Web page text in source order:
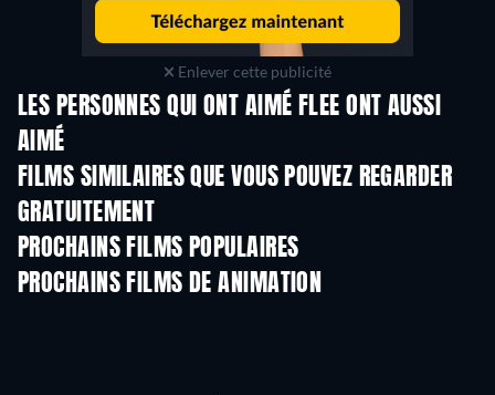
Enlever cette publicité
LES PERSONNES QUI ONT AIMÉ FLEE ONT AUSSI
AIMÉ
FILMS SIMILAIRES QUE VOUS POUVEZ REGARDER
GRATUITEMENT
PROCHAINS FILMS POPULAIRES
PROCHAINS FILMS DE ANIMATION